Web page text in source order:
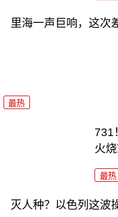
里海一声巨响，这次
最热
731
火
最热
灭人种？以色列这波